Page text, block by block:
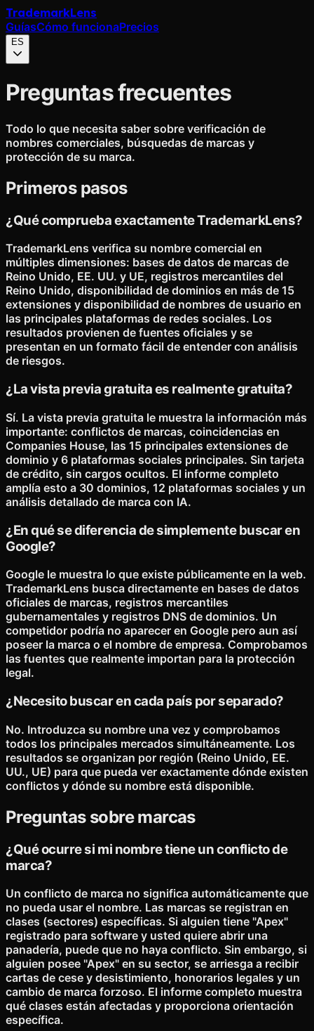
TrademarkLens
GuíasCómo funcionaPrecios
ES
Preguntas frecuentes
Todo lo que necesita saber sobre verificación de
nombres comerciales, búsquedas de marcas y
protección de su marca.
Primeros pasos
¿Qué comprueba exactamente TrademarkLens?
TrademarkLens verifica su nombre comercial en
múltiples dimensiones: bases de datos de marcas de
Reino Unido, EE. UU. y UE, registros mercantiles del
Reino Unido, disponibilidad de dominios en más de 15
extensiones y disponibilidad de nombres de usuario en
las principales plataformas de redes sociales. Los
resultados provienen de fuentes oficiales y se
presentan en un formato fácil de entender con análisis
de riesgos.
¿La vista previa gratuita es realmente gratuita?
Sí. La vista previa gratuita le muestra la información más
importante: conflictos de marcas, coincidencias en
Companies House, las 15 principales extensiones de
dominio y 6 plataformas sociales principales. Sin tarjeta
de crédito, sin cargos ocultos. El informe completo
amplía esto a 30 dominios, 12 plataformas sociales y un
análisis detallado de marca con IA.
¿En qué se diferencia de simplemente buscar en
Google?
Google le muestra lo que existe públicamente en la web.
TrademarkLens busca directamente en bases de datos
oficiales de marcas, registros mercantiles
gubernamentales y registros DNS de dominios. Un
competidor podría no aparecer en Google pero aun así
poseer la marca o el nombre de empresa. Comprobamos
las fuentes que realmente importan para la protección
legal.
¿Necesito buscar en cada país por separado?
No. Introduzca su nombre una vez y comprobamos
todos los principales mercados simultáneamente. Los
resultados se organizan por región (Reino Unido, EE.
UU., UE) para que pueda ver exactamente dónde existen
conflictos y dónde su nombre está disponible.
Preguntas sobre marcas
¿Qué ocurre si mi nombre tiene un conflicto de
marca?
Un conflicto de marca no significa automáticamente que
no pueda usar el nombre. Las marcas se registran en
clases (sectores) específicas. Si alguien tiene "Apex"
registrado para software y usted quiere abrir una
panadería, puede que no haya conflicto. Sin embargo, si
alguien posee "Apex" en su sector, se arriesga a recibir
cartas de cese y desistimiento, honorarios legales y un
cambio de marca forzoso. El informe completo muestra
qué clases están afectadas y proporciona orientación
específica.